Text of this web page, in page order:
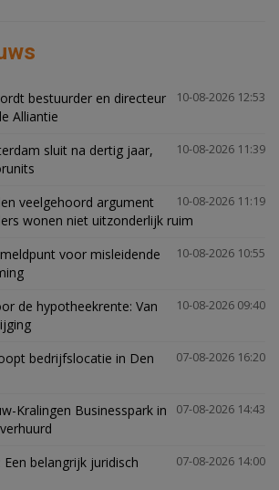
10-08-2026 12:53
bestuurder en directeur
Alliantie
10-08-2026 11:39
sluit na dertig jaar,
10-08-2026 11:19
veelgehoord argument
wonen niet uitzonderlijk ruim
10-08-2026 10:55
voor misleidende
10-08-2026 09:40
de hypotheekrente: Van
07-08-2026 16:20
bedrijfslocatie in Den
07-08-2026 14:43
Kralingen Businesspark in
07-08-2026 14:00
belangrijk juridisch